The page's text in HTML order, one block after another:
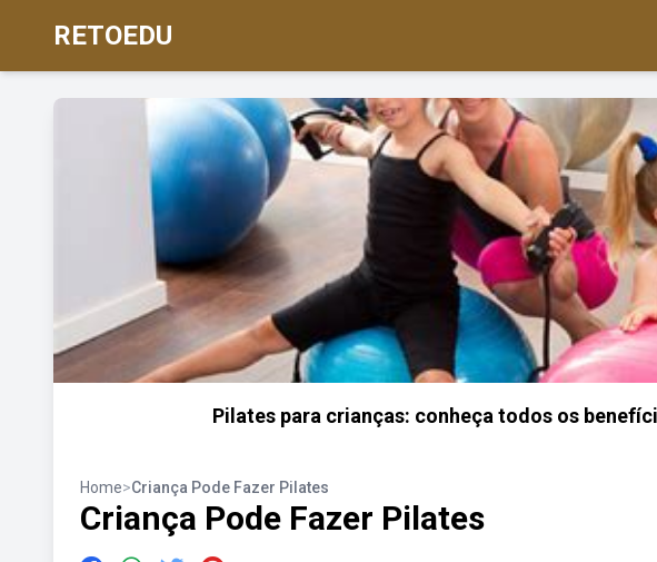
RETOEDU
Pilates para crianças: conheça todos os
Home>Criança Pode Fazer Pilates
Criança Pode Fazer Pilates